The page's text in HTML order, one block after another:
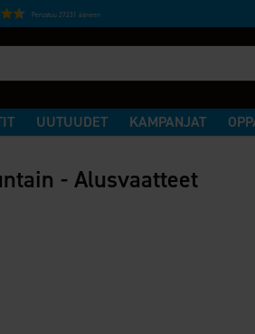
Perustuu 27231 ääneen
UUTUUDET KAMPANJAT
- Alusvaatteet